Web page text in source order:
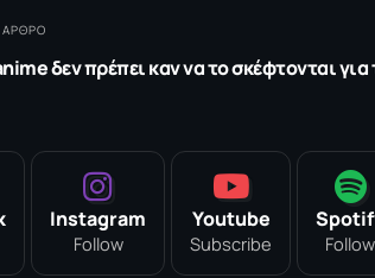
δεν πρέπει καν να το σκέφτονται
Instagram
Follow
Youtube
Subscribe Follow